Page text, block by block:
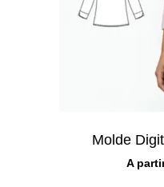
Molde
A